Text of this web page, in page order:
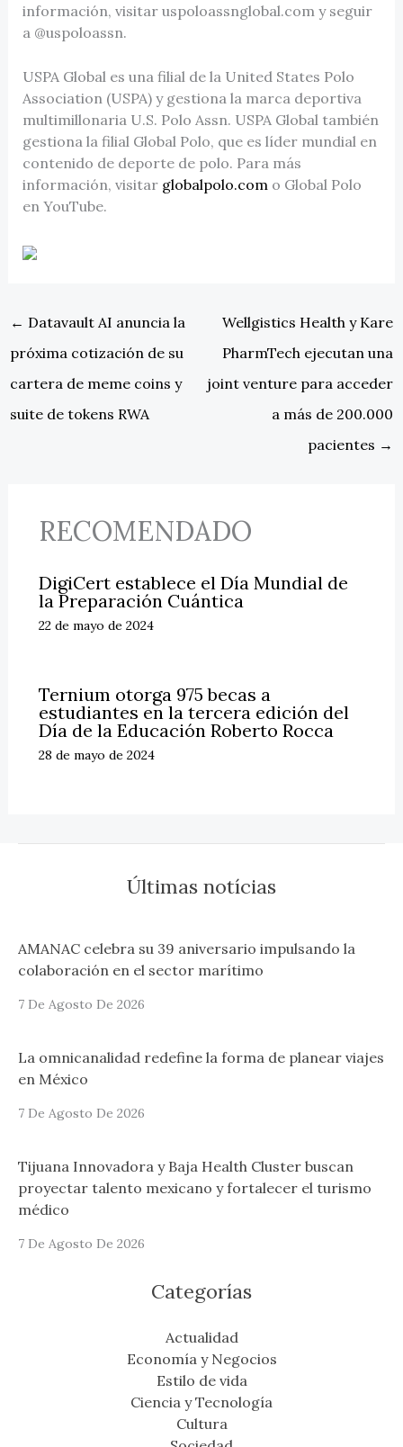
información, visitar uspoloassnglobal.com y seguir
a @uspoloassn.
USPA Global es una filial de la United States Polo
Association (USPA) y gestiona la marca deportiva
multimillonaria U.S. Polo Assn. USPA Global también
gestiona la filial Global Polo, que es líder mundial en
contenido de deporte de polo. Para más
información, visitar globalpolo.como Global Polo
en YouTube.
← Datavault AI anuncia la
próxima cotización de su
cartera de meme coins y
suite de tokens RWA
Wellgistics Health y Kare
PharmTech ejecutan una
joint venture para acceder
a más de 200.000
pacientes →
RECOMENDADO
DigiCert establece el Día Mundial de
la Preparación Cuántica
22 de mayo de 2024
Ternium otorga 975 becas a
estudiantes en la tercera edición del
Día de la Educación Roberto Rocca
28 de mayo de 2024
Últimas notícias
AMANAC celebra su 39 aniversario impulsando la
colaboración en el sector marítimo
7 De Agosto De 2026
La omnicanalidad redefine la forma de planear viajes
en México
7 De Agosto De 2026
Tijuana Innovadora y Baja Health Cluster buscan
proyectar talento mexicano y fortalecer el turismo
médico
7 De Agosto De 2026
Categorías
Actualidad
Economía y Negocios
Estilo de vida
Ciencia y Tecnología
Cultura